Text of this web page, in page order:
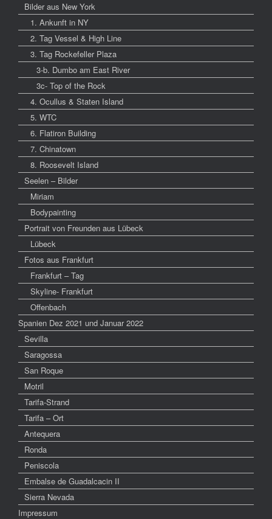
Bilder aus New York
1. Ankunft in NY
2. Tag Vessel & High Line
3. Tag Rockefeller Plaza
3-b. Dumbo am East River
3c- Top of the Rock
4. Ocullus & Staten Island
5. WTC
6. Flatiron Building
7. Chinatown
8. Roosevelt Island
Seelen – Bilder
Miriam
Bodypainting
Portrait von Freunden aus Lübeck
Lübeck
Fotos aus Frankfurt
Frankfurt – Tag
Skyline- Frankfurt
Offenbach
Spanien Dez 2021 und Januar 2022
Sevilla
Saragossa
San Roque
Motril
Tarifa-Strand
Tarifa – Ort
Antequera
Ronda
Peniscola
Embalse de Guadalcacin II
Sierra Nevada
Impressum